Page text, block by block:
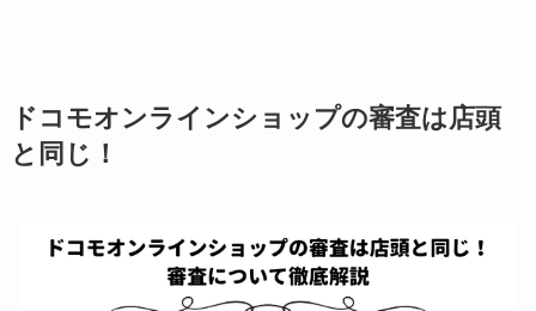
ドコモオンラインショップの審査は店頭
と同じ！